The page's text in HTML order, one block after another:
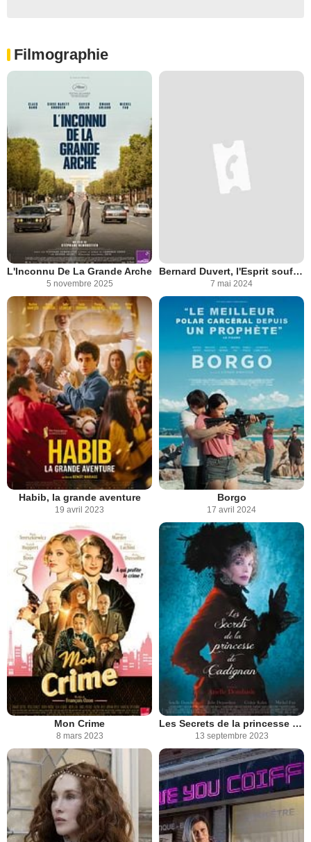
Filmographie
L'Inconnu De La Grande Arche
5 novembre 2025
Bernard Duvert, l'Esprit souffle où il veut
7 mai 2024
Habib, la grande aventure
19 avril 2023
Borgo
17 avril 2024
Mon Crime
8 mars 2023
Les Secrets de la princesse de Cadignan
13 septembre 2023